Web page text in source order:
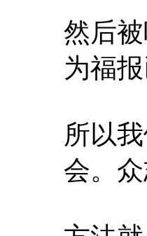
然后
为福
所以
会。